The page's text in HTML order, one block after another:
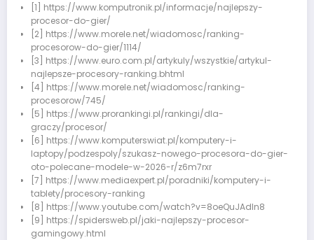
[1] https://www.komputronik.pl/informacje/najlepszy-
procesor-do-gier/
[2] https://www.morele.net/wiadomosc/ranking-
procesorow-do-gier/1114/
[3] https://www.euro.com.pl/artykuly/wszystkie/artykul-
najlepsze-procesory-ranking.bhtml
[4] https://www.morele.net/wiadomosc/ranking-
procesorow/745/
[5] https://www.prorankingi.pl/rankingi/dla-
graczy/procesor/
[6] https://www.komputerswiat.pl/komputery-i-
laptopy/podzespoly/szukasz-nowego-procesora-do-gier-
oto-polecane-modele-w-2026-r/z6m7rxr
[7] https://www.mediaexpert.pl/poradniki/komputery-i-
tablety/procesory-ranking
[8] https://www.youtube.com/watch?v=8oeQuJAdIn8
[9] https://spidersweb.pl/jaki-najlepszy-procesor-
gamingowy.html